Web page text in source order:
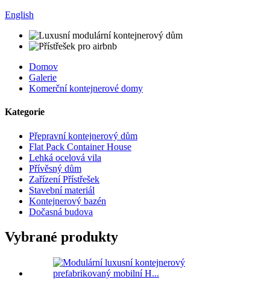
English
Domov
Galerie
Komerční kontejnerové domy
Kategorie
Přepravní kontejnerový dům
Flat Pack Container House
Lehká ocelová vila
Přívěsný dům
Zařízení Přístřešek
Stavební materiál
Kontejnerový bazén
Dočasná budova
Vybrané produkty